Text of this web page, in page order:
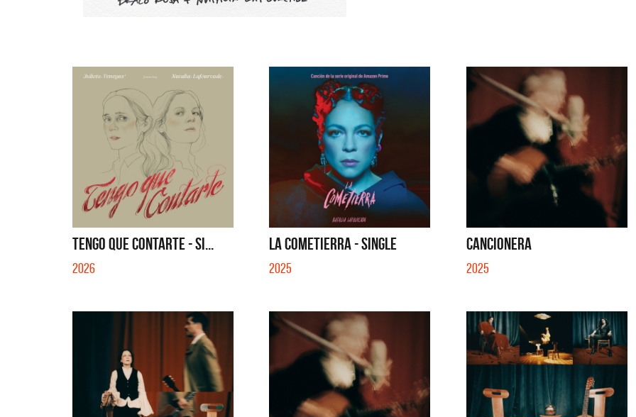
TENGO QUE CONTARTE - SI...
2026
LA COMETIERRA - SINGLE
2025
CANCIONERA
2025